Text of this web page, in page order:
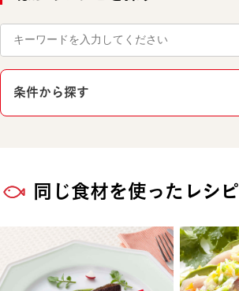
条件から探す
同じ食材を使ったレシピ